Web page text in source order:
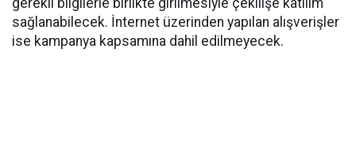
gerekli bilgilerle birlikte girilmesiyle çekilişe katılım
sağlanabilecek. İnternet üzerinden yapılan alışverişler
ise kampanya kapsamına dahil edilmeyecek.